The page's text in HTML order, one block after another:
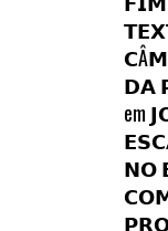
𝗗𝗔
em
𝗡𝗢